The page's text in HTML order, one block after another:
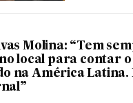
Molina: “Tem
no local para contar
na América Latina.